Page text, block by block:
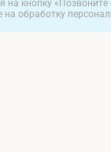
на кнопку «Позвоните
на обработку